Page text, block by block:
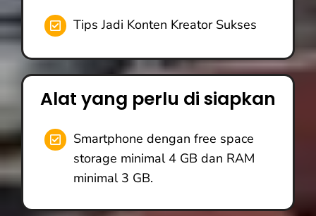
Tips Jadi Konten Kreator Sukses
Alat yang perlu di siapkan
Smartphone dengan free space
storage minimal 4 GB dan RAM
minimal 3 GB.